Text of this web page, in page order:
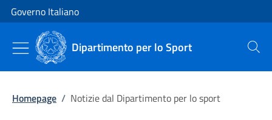
Vai al contenuto
Vai alla navigazione del sito
Governo Italiano
Dipartimento per lo Sport Cerca
Homepage / Notizie dal Dipartimento per lo sport